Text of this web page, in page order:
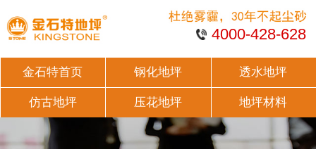
4000-428-628
金石特首页 钢化地坪 透水地坪
仿古地坪 压花地坪 地坪材料